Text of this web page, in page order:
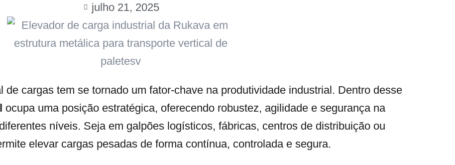
julho 21, 2025
de cargas tem se tornado um fator-chave na produtividade industrial. Dentro desse
ocupa uma posição estratégica, oferecendo robustez, agilidade e segurança na
níveis. Seja em galpões logísticos, fábricas, centros de distribuição ou
elevar cargas pesadas de forma contínua, controlada e segura.